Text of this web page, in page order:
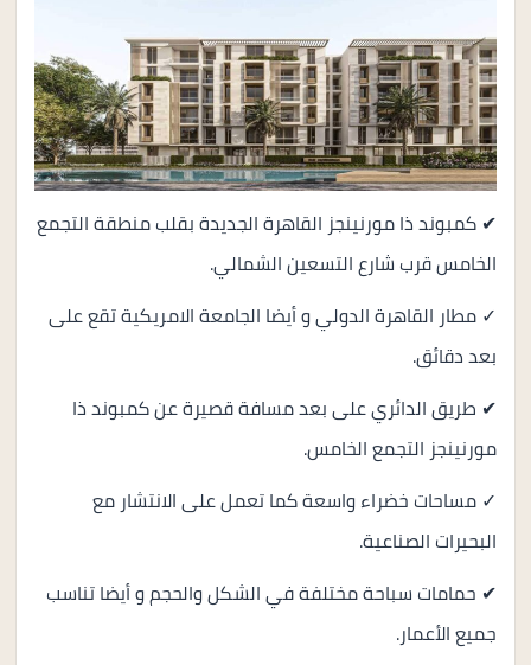
✔ كمبوند ذا مورنينجز القاهرة الجديدة بقلب منطقة التجمع
الخامس قرب شارع التسعين الشمالي.
✓ مطار القاهرة الدولي و أيضا الجامعة الامريكية تقع على
بعد دقائق.
✔ طريق الدائري على بعد مسافة قصيرة عن كمبوند ذا
مورنينجز التجمع الخامس.
✓ مساحات خضراء واسعة كما تعمل على الانتشار مع
البحيرات الصناعية.
✔ حمامات سباحة مختلفة في الشكل والحجم و أيضا تناسب
جميع الأعمار.